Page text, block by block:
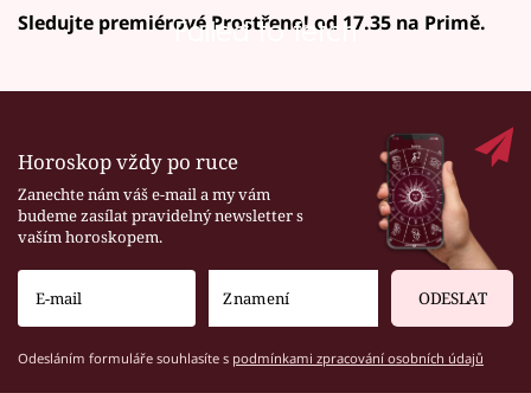
Failed to fetch
Sledujte premiérové Prostřeno! od 17.35 na Primě.
Horoskop vždy po ruce
Zanechte nám váš e-mail a my vám
budeme zasílat pravidelný newsletter s
vaším horoskopem.
ODESLAT
Odesláním formuláře souhlasíte s podmínkami zpracování osobních údajů